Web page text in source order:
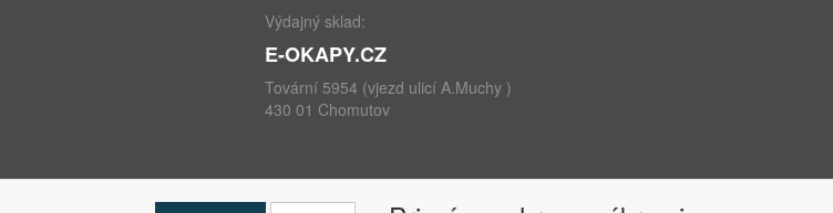
Výdajný sklad:
E-OKAPY.CZ
Tovární 5954 (vjezd ulicí A.Muchy )
430 01 Chomutov
telefon: +420 724 693 604